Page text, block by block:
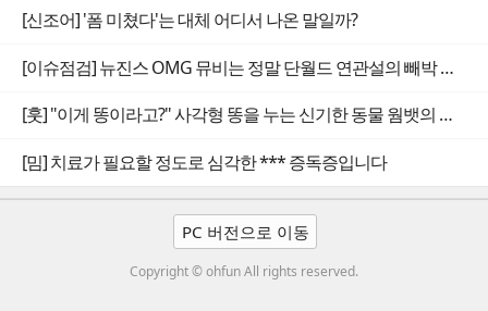
[신조어] '폼 미쳤다'는 대체 어디서 나온 말일까?
[이슈점검] 뉴진스 OMG 뮤비는 정말 단월드 연관설의 빼박 증거일까
[훗] "이게 똥이라고?" 사각형 똥을 누는 신기한 동물 웜뱃의 비밀
[밈] 치료가 필요할 정도로 심각한 *** 증독증입니다
PC 버전으로 이동
Copyright © ohfun All rights reserved.